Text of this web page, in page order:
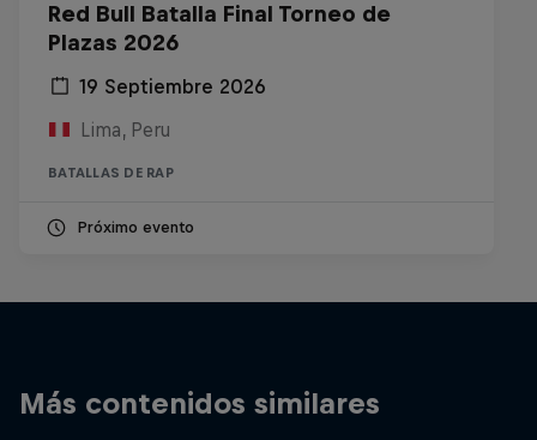
Red Bull Batalla Final Torneo de
Plazas 2026
19 Septiembre 2026
Lima, Peru
BATALLAS DE RAP
Próximo evento
Más contenidos similares